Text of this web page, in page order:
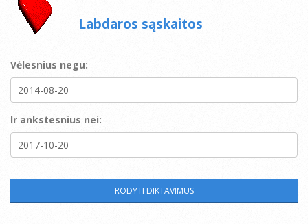
Labdaros sąskaitos
Vėlesnius negu:
Ir ankstesnius nei: